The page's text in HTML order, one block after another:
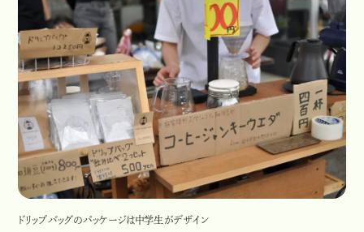
ドリップバッグのパッケージは中学生がデザイン